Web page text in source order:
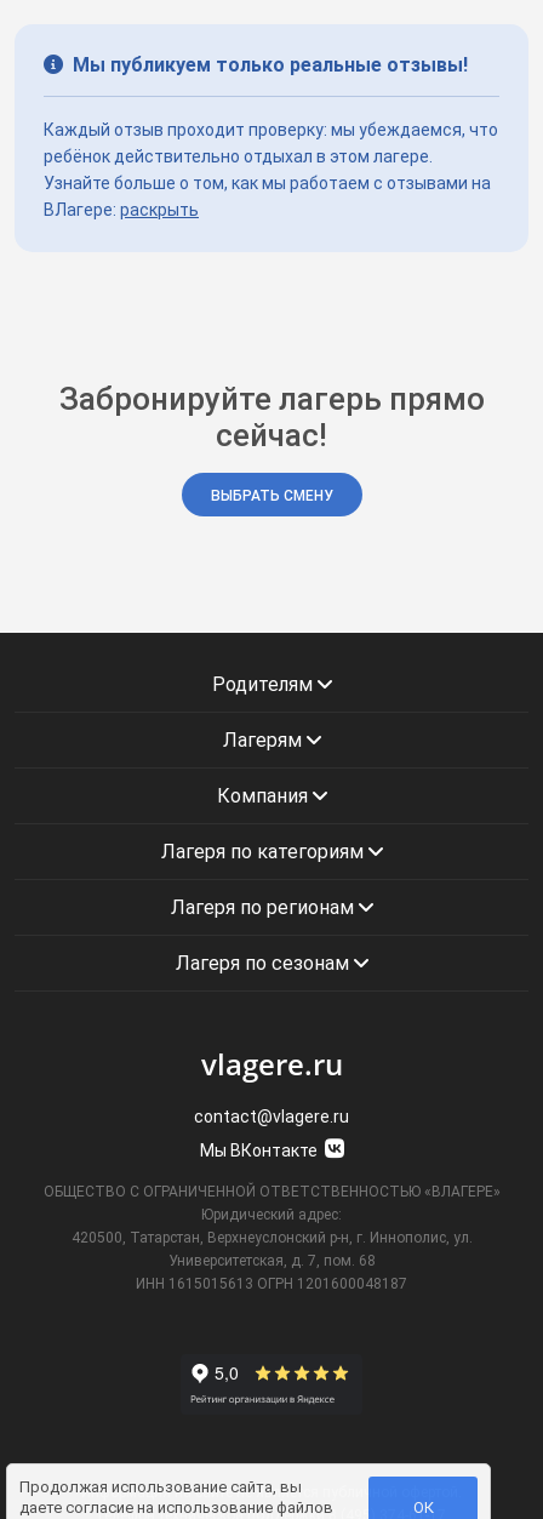
Мы публикуем только реальные отзывы!
Каждый отзыв проходит проверку: мы убеждаемся, что
ребёнок действительно отдыхал в этом лагере.
Узнайте больше о том, как мы работаем с отзывами на
ВЛагере: раскрыть
Забронируйте лагерь прямо
сейчас!
ВЫБРАТЬ СМЕНУ
Продолжая использование сайта, вы
даете согласие на использование файлов ОК
Родителям
Лагерям
Компания
Лагеря по категориям
Лагеря по регионам
Лагеря по сезонам
vlagere.ru
contact@vlagere.ru
Мы ВКонтакте
ОБЩЕСТВО С ОГРАНИЧЕННОЙ ОТВЕТСТВЕННОСТЬЮ «ВЛАГЕРЕ»
Юридический адрес:
420500, Татарстан, Верхнеуслонский р-н, г. Иннополис, ул.
Университетская,
д. 7, пом. 68
ИНН 1615015613 ОГРН 1201600048187
Информация на сайте не является публичной офертой.
Телефон технической поддержки8 (495) 374-61-17